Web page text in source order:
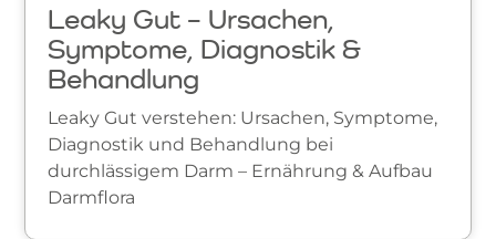
Leaky Gut – Ursachen,
Symptome, Diagnostik &
Behandlung
Leaky Gut verstehen: Ursachen, Symptome,
Diagnostik und Behandlung bei
durchlässigem Darm – Ernährung & Aufbau
Darmflora